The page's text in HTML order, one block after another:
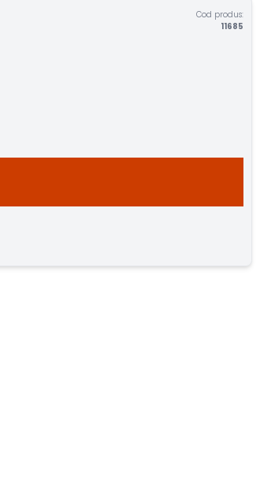
Cod produs:
11685